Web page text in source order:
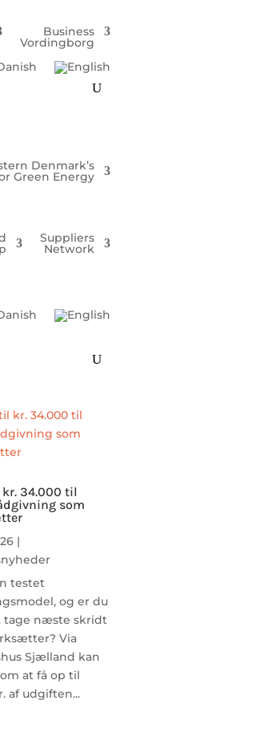
Business
Vordingborg
Denmark’s
Green Energy
Suppliers
Network
34.000 til
som
|
testet
og er du
tage næste skridt
Via
Sjælland kan
at få op til
af udgiften...